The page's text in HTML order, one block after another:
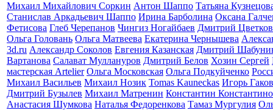
Михаил Михайлович Соркин Антон Шаппо Татьяна
Станислав Аркадьевич Шаппо Ирина Барболина Оксана
Фетисова Глеб Черепанов Чингиз Ногайбаев Дмитрий Цветков
Ольга Головань Ольга Матвеева Екатерина Чернышева
3d.ru Александр Соколов Евгения Казанская Дмитрий
Вартанова Салават Муллануров Дмитрий Белов Хозин Сергей
мастерская Artelier Ольга Московская Ольга Подкуйченко
Михаил Васильев Михаил Нозик Tomas Kauneckas Игорь Гаков
Дмитрий Бузылев Михаил Матренин Константин
Анастасия Шумкова Наталья Федоренкова Тамаз Мургулия